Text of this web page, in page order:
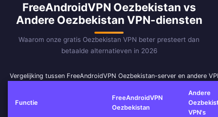
FreeAndroidVPN Oezbekistan vs
Andere Oezbekistan VPN-diensten
Waarom onze gratis Oezbekistan VPN beter presteert dan
betaalde alternatieven in 2026
Vergelijking tussen FreeAndroidVPN Oezbekistan-server en andere
Functie
FreeAndroidVPN
Oezbekistan
Andere
VPN's